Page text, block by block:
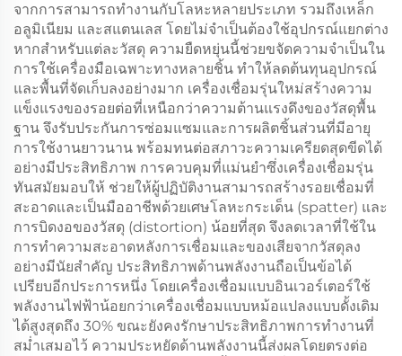
จากการสามารถทำงานกับโลหะหลายประเภท รวมถึงเหล็ก
อลูมิเนียม และสแตนเลส โดยไม่จำเป็นต้องใช้อุปกรณ์แยกต่าง
หากสำหรับแต่ละวัสดุ ความยืดหยุ่นนี้ช่วยขจัดความจำเป็นใน
การใช้เครื่องมือเฉพาะทางหลายชิ้น ทำให้ลดต้นทุนอุปกรณ์
และพื้นที่จัดเก็บลงอย่างมาก เครื่องเชื่อมรุ่นใหม่สร้างความ
แข็งแรงของรอยต่อที่เหนือกว่าความต้านแรงดึงของวัสดุพื้น
ฐาน จึงรับประกันการซ่อมแซมและการผลิตชิ้นส่วนที่มีอายุ
การใช้งานยาวนาน พร้อมทนต่อสภาวะความเครียดสุดขีดได้
อย่างมีประสิทธิภาพ การควบคุมที่แม่นยำซึ่งเครื่องเชื่อมรุ่น
ทันสมัยมอบให้ ช่วยให้ผู้ปฏิบัติงานสามารถสร้างรอยเชื่อมที่
สะอาดและเป็นมืออาชีพด้วยเศษโลหะกระเด็น (spatter) และ
การบิดงอของวัสดุ (distortion) น้อยที่สุด จึงลดเวลาที่ใช้ใน
การทำความสะอาดหลังการเชื่อมและของเสียจากวัสดุลง
อย่างมีนัยสำคัญ ประสิทธิภาพด้านพลังงานถือเป็นข้อได้
เปรียบอีกประการหนึ่ง โดยเครื่องเชื่อมแบบอินเวอร์เตอร์ใช้
พลังงานไฟฟ้าน้อยกว่าเครื่องเชื่อมแบบหม้อแปลงแบบดั้งเดิม
ได้สูงสุดถึง 30% ขณะยังคงรักษาประสิทธิภาพการทำงานที่
สม่ำเสมอไว้ ความประหยัดด้านพลังงานนี้ส่งผลโดยตรงต่อ